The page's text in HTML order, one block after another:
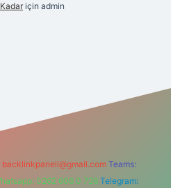
için admin
backlinkpaneli@gmail.com Teams:
0262 606 0 726 Telegram: